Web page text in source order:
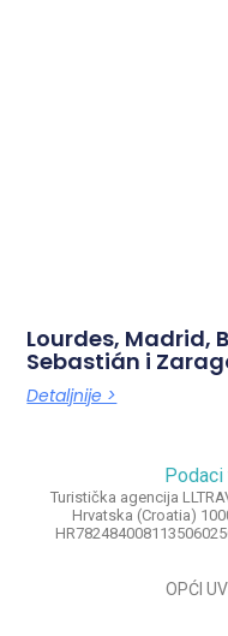
Lourdes, Madrid,
Sebastián i
Detaljnije >
Podaci
Turistička agencija
Hrvatska (Croatia)
OPĆI